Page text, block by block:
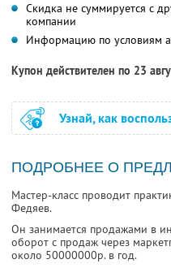
Скидка не суммируется с
компании
Информацию по условиям
Купон действителен по 23
Узнай, как
ПОДРОБНЕЕ О
Мастер-класс проводит
Федяев.
Он занимается продажами в
оборот с продаж через
около 50000000р. в год.